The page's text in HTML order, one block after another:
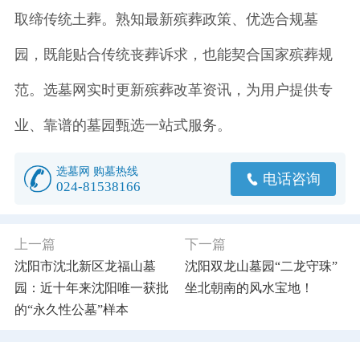
取缔传统土葬。熟知最新殡葬政策、优选合规墓
园，既能贴合传统丧葬诉求，也能契合国家殡葬规
范。选墓网实时更新殡葬改革资讯，为用户提供专
业、靠谱的墓园甄选一站式服务。
选墓网 购墓热线
024-81538166 电话咨询
上一篇
沈阳市沈北新区龙福山墓
园：近十年来沈阳唯一获批
的“永久性公墓”样本
下一篇
沈阳双龙山墓园“二龙守珠”
坐北朝南的风水宝地！